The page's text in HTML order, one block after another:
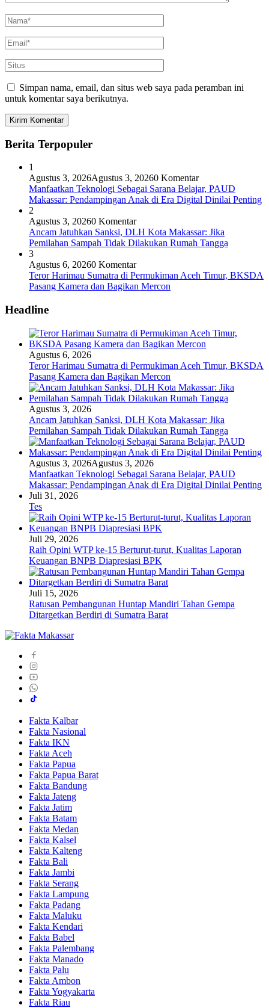
Simpan nama, email, dan situs web saya pada peramban ini
untuk komentar saya berikutnya.
Berita Terpopuler
1
Agustus 3, 2026Agustus 3, 20260 Komentar
Manfaatkan Teknologi Sebagai Sarana Belajar, PAUD
Makassar: Pendampingan Anak di Era Digital Dinilai Penting
2
Agustus 3, 20260 Komentar
Ancam Jatuhkan Sanksi, DLH Kota Makassar: Jika
Pemilahan Sampah Tidak Dilakukan Rumah Tangga
3
Agustus 6, 20260 Komentar
Teror Harimau Sumatra di Permukiman Aceh Timur, BKSDA
Pasang Kamera dan Bagikan Mercon
Headline
Agustus 6, 2026
Teror Harimau Sumatra di Permukiman Aceh Timur, BKSDA
Pasang Kamera dan Bagikan Mercon
Agustus 3, 2026
Ancam Jatuhkan Sanksi, DLH Kota Makassar: Jika
Pemilahan Sampah Tidak Dilakukan Rumah Tangga
Agustus 3, 2026Agustus 3, 2026
Manfaatkan Teknologi Sebagai Sarana Belajar, PAUD
Makassar: Pendampingan Anak di Era Digital Dinilai Penting
Juli 31, 2026
Tes
Juli 29, 2026
Raih Opini WTP ke-15 Berturut-turut, Kualitas Laporan
Keuangan BNPB Diapresiasi BPK
Juli 15, 2026
Ratusan Pembangunan Huntap Mandiri Tahan Gempa
Ditargetkan Berdiri di Sumatra Barat
Fakta Kalbar
Fakta Nasional
Fakta IKN
Fakta Aceh
Fakta Papua
Fakta Papua Barat
Fakta Bandung
Fakta Jateng
Fakta Jatim
Fakta Batam
Fakta Medan
Fakta Kalsel
Fakta Kalteng
Fakta Bali
Fakta Jambi
Fakta Serang
Fakta Lampung
Fakta Padang
Fakta Maluku
Fakta Kendari
Fakta Babel
Fakta Palembang
Fakta Manado
Fakta Palu
Fakta Ambon
Fakta Yogyakarta
Fakta Riau